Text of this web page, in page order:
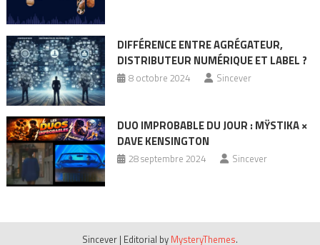
DIFFÉRENCE ENTRE AGRÉGATEUR,
DISTRIBUTEUR NUMÉRIQUE ET LABEL ?
8 octobre 2024 Sincever
DUO IMPROBABLE DU JOUR : MŸSTIKA ×
DAVE KENSINGTON
28 septembre 2024 Sincever
Sincever | Editorial by MysteryThemes.